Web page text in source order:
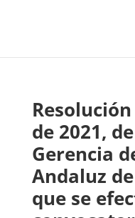
de 2021,
Gerencia
Andaluz
que se